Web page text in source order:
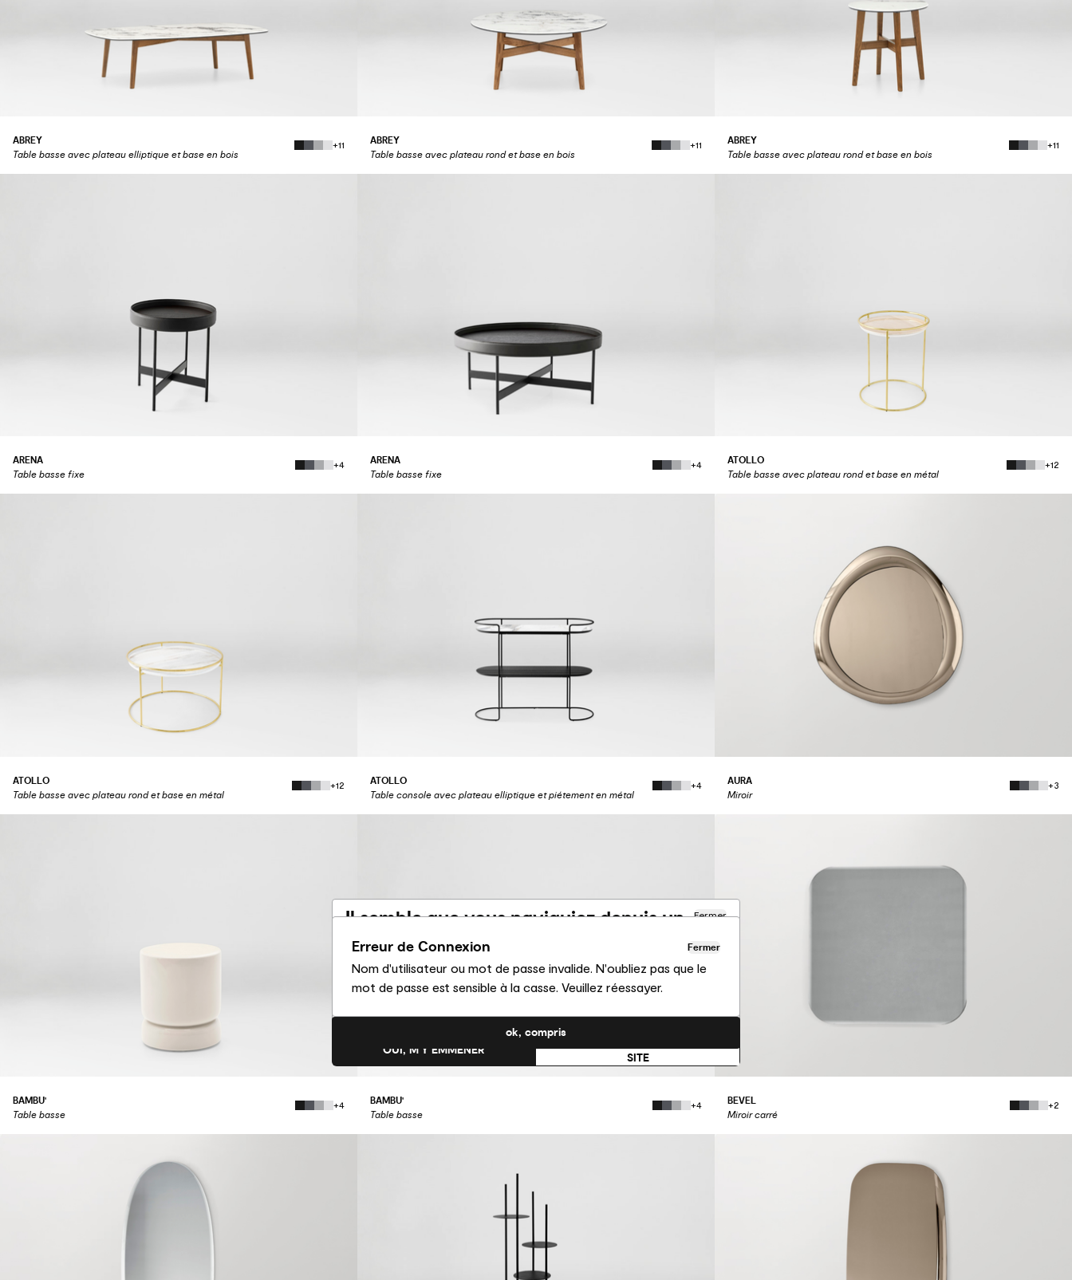
ABREY
Table basse avec plateau elliptique et base en bois
+11
ABREY
Table basse avec plateau rond et base en bois
+11
ABREY
Table basse avec plateau rond et base en bois
+11
ARENA
Table basse fixe
+4
ARENA
Table basse fixe
+4
ATOLLO
Table basse avec plateau rond et base en métal
+12
ATOLLO
Table basse avec plateau rond et base en métal
+12
ATOLLO
Table console avec plateau elliptique et piétement en métal
+4
AURA
Miroir
+3
BAMBU'
Table basse
+4
BAMBU'
Table basse
+4
BEVEL
Miroir carré
+2
Il semble que vous naviguiez depuis un
autre pays
Fermer
Vous consultez actuellement le site Calligaris pour France.
Souhaitez-vous passer au site en États-Unis ?
SITE
OUI, M’Y EMMENER
Erreur de Connexion Fermer
Nom d'utilisateur ou mot de passe invalide. N'oubliez pas que le
mot de passe est sensible à la casse. Veuillez réessayer.
ok, compris